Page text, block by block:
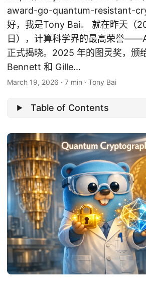
award-go-quantum-resistant-
好，我是Tony Bai。 就在昨天（
日），计算科学界的最高荣誉
正式揭晓。2025 年的图灵奖，颁
Bennett 和 Gille...
March 19, 2026 · 7 min · Tony Bai
Table of Contents